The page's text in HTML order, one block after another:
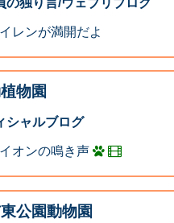
レンが満開だよ
物園
シャルブログ
オンの鳴き声
公園動物園